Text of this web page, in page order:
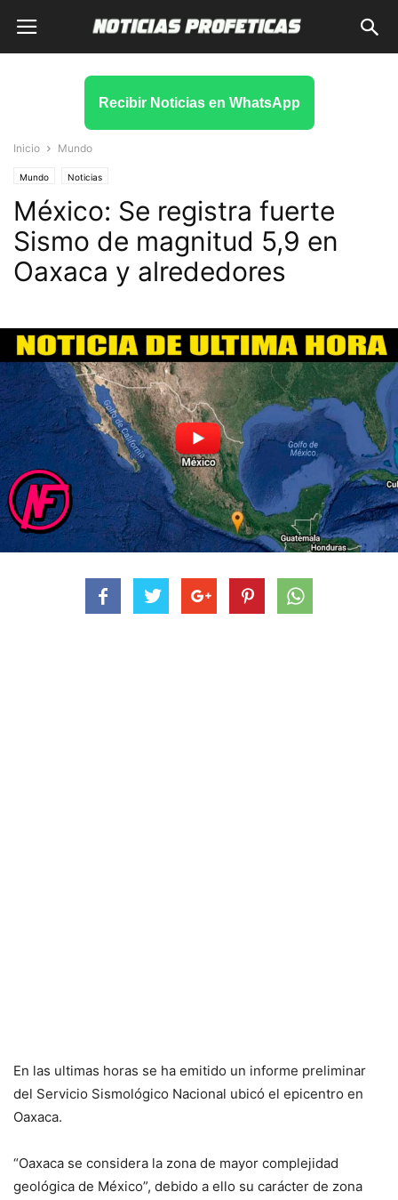
Recibir Noticias en WhatsApp
Inicio Mundo
Mundo Noticias
México: Se registra fuerte
Sismo de magnitud 5,9 en
Oaxaca y alrededores
En las ultimas horas se ha emitido un informe preliminar
del Servicio Sismológico Nacional ubicó el epicentro en
Oaxaca.
“Oaxaca se considera la zona de mayor complejidad
geológica de México”, debido a ello su carácter de zona